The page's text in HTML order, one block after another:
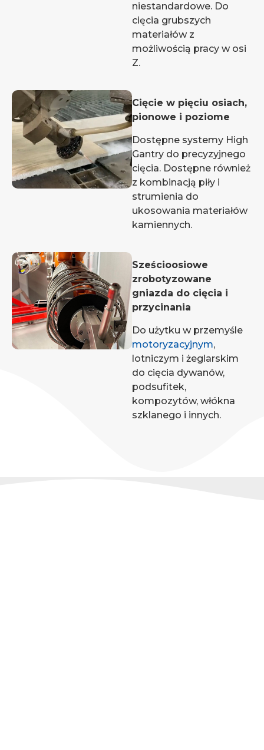
niestandardowe. Do
cięcia grubszych
materiałów z
możliwością pracy w osi
Z.
Cięcie w pięciu osiach,
pionowe i poziome
Dostępne systemy High
Gantry do precyzyjnego
cięcia. Dostępne również
z kombinacją piły i
strumienia do
ukosowania materiałów
kamiennych.
Sześcioosiowe
zrobotyzowane
gniazda do cięcia i
przycinania
Do użytku w przemyśle
motoryzacyjnym,
lotniczym i żeglarskim
do cięcia dywanów,
podsufitek,
kompozytów, włókna
szklanego i innych.